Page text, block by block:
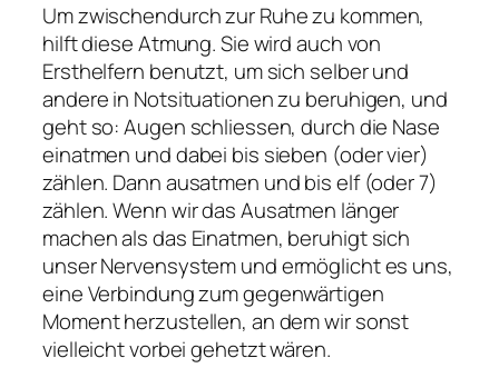
Um zwischendurch zur Ruhe zu kommen,
hilft diese Atmung. Sie wird auch von
Ersthelfern benutzt, um sich selber und
andere in Notsituationen zu beruhigen, und
geht so: Augen schliessen, durch die Nase
einatmen und dabei bis sieben (oder vier)
zählen. Dann ausatmen und bis elf (oder 7)
zählen. Wenn wir das Ausatmen länger
machen als das Einatmen, beruhigt sich
unser Nervensystem und ermöglicht es uns,
eine Verbindung zum gegenwärtigen
Moment herzustellen, an dem wir sonst
vielleicht vorbei gehetzt wären.